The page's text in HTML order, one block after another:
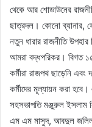
থেকে আর শোডাউনের
ছাত্রদল। কোনো ব্যানার,
নতুন ধারার রাজনীতি উপহার
আমরা বদ্ধপরিকর। বিগত
কর্মীরা রাজপথ ছাড়েনি
কর্মীদের মূল্যায়ন করা
সহসভাপতি মঞ্জুরুল ইসলাম
এম এম মাসুদ, আবদুল জলিল